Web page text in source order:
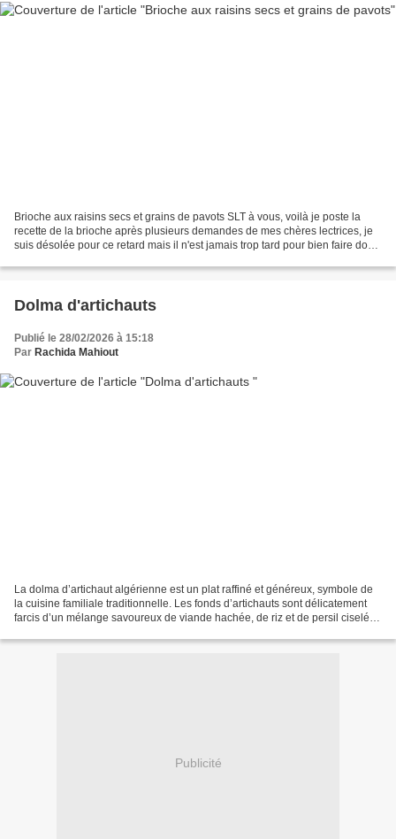
Brioche aux raisins secs et grains de pavots SLT à vous, voilà je poste la
recette de la brioche après plusieurs demandes de mes chères lectrices, je
suis désolée pour ce retard mais il n'est jamais trop tard pour bien faire donc
Dolma d'artichauts
Publié le 28/02/2026 à 15:18
Par Rachida Mahiout
La dolma d’artichaut algérienne est un plat raffiné et généreux, symbole de
la cuisine familiale traditionnelle. Les fonds d’artichauts sont délicatement
farcis d’un mélange savoureux de viande hachée, de riz et de persil ciselé
Publicité